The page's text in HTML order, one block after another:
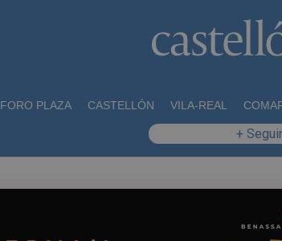
FORO PLAZA CASTELLÓN VILA-REAL
+